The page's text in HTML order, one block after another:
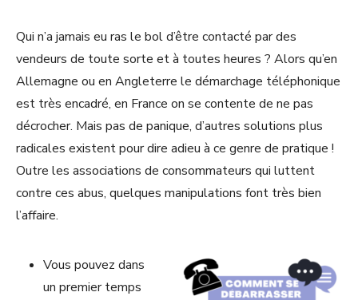
Qui n’a jamais eu ras le bol d’être contacté par des
vendeurs de toute sorte et à toutes heures ? Alors qu’en
Allemagne ou en Angleterre le démarchage téléphonique
est très encadré, en France on se contente de ne pas
décrocher. Mais pas de panique, d’autres solutions plus
radicales existent pour dire adieu à ce genre de pratique !
Outre les associations de consommateurs qui luttent
contre ces abus, quelques manipulations font très bien
l’affaire.
Vous pouvez dans
un premier temps